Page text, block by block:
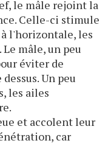
le mâle rejoint la
Celle-ci stimule
l'horizontale, les
mâle, un peu
éviter de
Un peu
les ailes
et accolent leur
car